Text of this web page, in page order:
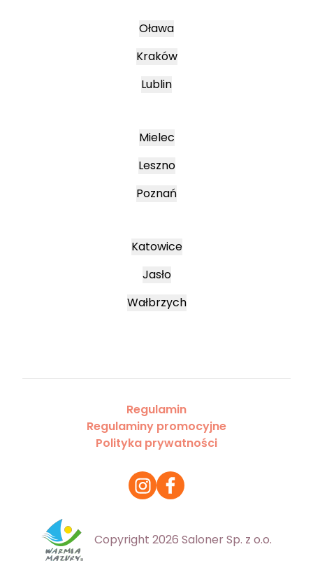
Oława
Kraków
Lublin
Mielec
Leszno
Poznań
Katowice
Jasło
Wałbrzych
Regulamin
Regulaminy promocyjne
Polityka prywatności
Copyright 2026 Saloner Sp. z o.o.